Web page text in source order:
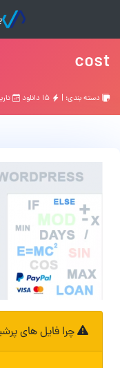
cost
دسته بندی: | تاریخ:
چرا فایل های